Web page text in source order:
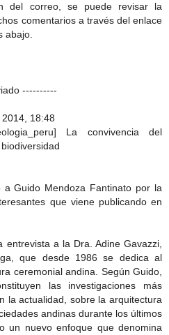
del correo, se puede revisar la
comentarios a través del enlace
abajo.
----------
18:48
La convivencia del
a Guido Mendoza Fantinato por la
que viene publicando en
entrevista a la Dra. Adine Gavazzi,
que desde 1986 se dedica al
ceremonial andina. Según Guido,
las investigaciones más
la actualidad, sobre la arquitectura
andinas durante los últimos
un nuevo enfoque que denomina